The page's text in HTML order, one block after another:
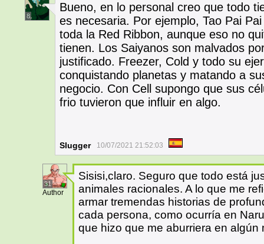
8
Bueno, en lo personal creo que todo
es necesaria. Por ejemplo, Tao Pai
toda la Red Ribbon, aunque eso no
tienen. Los Saiyanos son malvados
justificado. Freezer, Cold y todo su
conquistando planetas y matando a
negocio. Con Cell supongo que sus
frio tuvieron que influir en algo.
Slugger 10/07/2021 21:52:03
31
Author
Sisisi,claro. Seguro que todo está
animales racionales. A lo que me
armar tremendas historias de
cada persona, como ocurría en
que hizo que me aburriera en algún